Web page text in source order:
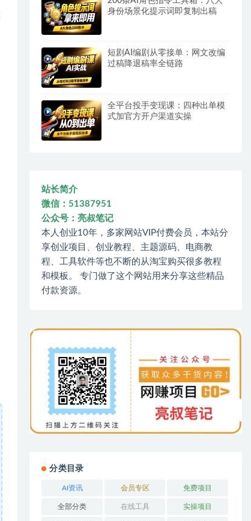
身份场景化提示词即复制出稿
短剧AI编剧从零接单：网文改编
过稿降退稿率全链路
全平台投手变现课：四种出单模
式加官方开户渠道实操
站长简介
微信：51387951
公众号：亮叔笔记
本人创业10年，多家网站VIP付费会员，本站分
享创业项目、创业教程、主题源码、电商教
程、工具软件等也不断的从淘宝购买很多教程
和模板。 专门做了这个网站用来分享这些精品
付款资源。
分类目录
AI资讯 会员专区 免费项目
全部分类 在线工具 实操项目